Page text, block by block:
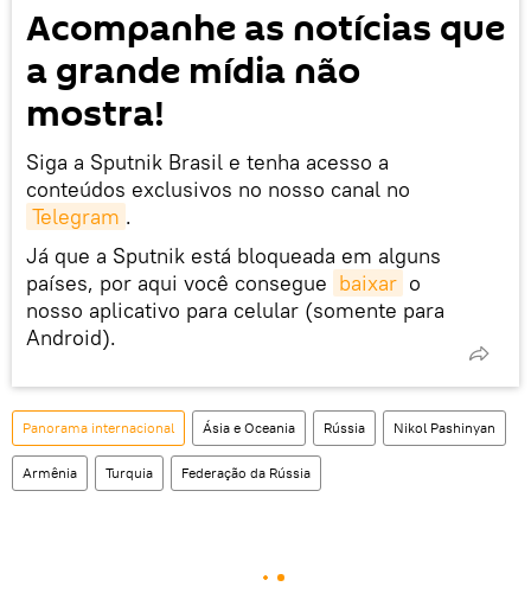
Acompanhe as notícias que
a grande mídia não
mostra!
Siga a Sputnik Brasil e tenha acesso a
conteúdos exclusivos no nosso canal no
Telegram .
Já que a Sputnik está bloqueada em alguns
países, por aqui você consegue baixar o
nosso aplicativo para celular (somente para
Android).
Panorama internacional Ásia e Oceania Rússia Nikol Pashinyan
Armênia Turquia Federação da Rússia